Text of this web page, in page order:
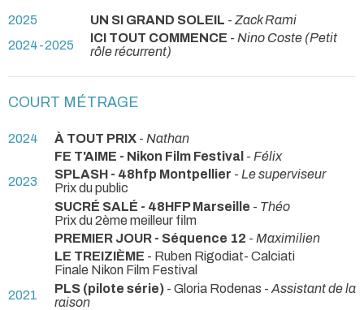
2025 UN SI GRAND SOLEIL - Zack Rami
2024-2025
ICI TOUT COMMENCE - Nino Coste (Petit
rôle récurrent)
COURT MÉTRAGE
2024 À TOUT PRIX - Nathan
FE T'AIME - Nikon Film Festival - Félix
2023
SPLASH - 48hfp Montpellier - Le superviseur
Prix du public
SUCRÉ SALÉ - 48HFP Marseille - Théo
Prix du 2ème meilleur film
PREMIER JOUR - Séquence 12 - Maximilien
LE TREIZIÈME - Ruben Rigodiat- Calciati
Finale Nikon Film Festival
2021
PLS (pilote série) - Gloria Rodenas - Assistant de la
raison